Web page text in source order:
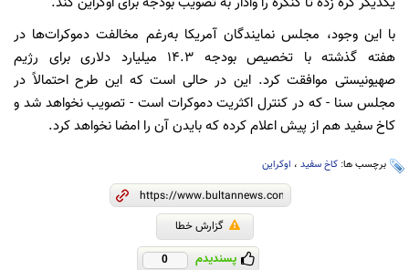
با این وجود، مجلس نمایندگان آمریکا به‌رغم مخالفت دموکرات‌ها در
هفته گذشته با تخصیص بودجه ۱۴.۳ میلیارد دلاری برای رژیم
صهیونیستی موافقت کرد. این در حالی است که این طرح احتمالاً در
مجلس سنا - که در کنترل اکثریت دموکرات است - تصویب نخواهد شد و
کاخ سفید هم از پیش اعلام کرده که بایدن آن را امضا نخواهد کرد.
برچسب ها: کاخ سفید ، اوکراین
گزارش خطا
پسندیدم 0